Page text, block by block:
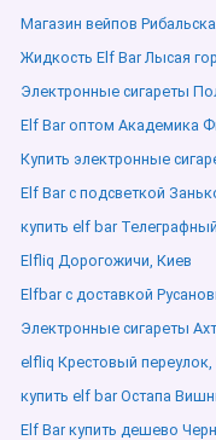
Магазин вейпов
Жидкость Elf Bar Лысая
Электронные сигареты
Elf Bar оптом Академика
Купить электронные
Elf Bar с подсветкой
купить elf bar
Elfliq Дорогожичи, Киев
Elfbar с доставкой
Электронные сигареты
elfliq Крестовый переулок,
купить elf bar Остапа
Elf Bar купить дешево